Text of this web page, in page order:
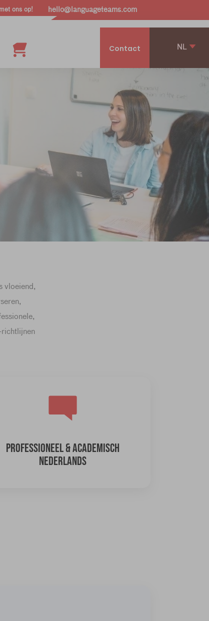
ons op! hello@languageteams.com
Contact NL
vloeiend,
PROFESSIONEEL & ACADEMISCH
NEDERLANDS